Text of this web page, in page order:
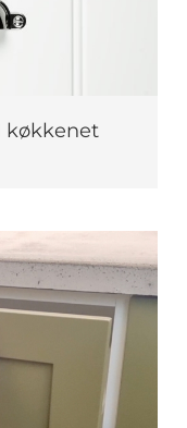
køkkenet